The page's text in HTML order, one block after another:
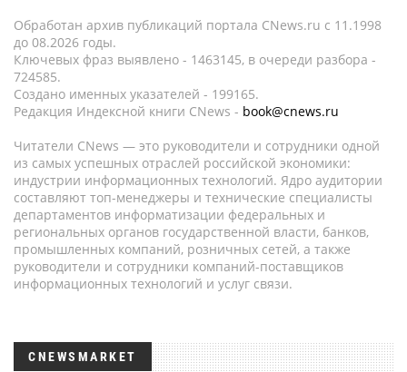
Обработан архив публикаций портала CNews.ru c 11.1998
до 08.2026 годы.
Ключевых фраз выявлено - 1463145, в очереди разбора -
724585.
Создано именных указателей - 199165.
Редакция Индексной книги CNews - book@cnews.ru
Читатели CNews — это руководители и сотрудники одной
из самых успешных отраслей российской экономики:
индустрии информационных технологий. Ядро аудитории
составляют топ-менеджеры и технические специалисты
департаментов информатизации федеральных и
региональных органов государственной власти, банков,
промышленных компаний, розничных сетей, а также
руководители и сотрудники компаний-поставщиков
информационных технологий и услуг связи.
CNEWSMARKET